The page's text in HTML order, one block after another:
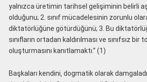
yalnızca üretimin tarihsel gelişiminin belirli
olduğunu; 2. sınıf mücadelesinin zorunlu
diktatörlüğüne götürdüğünü; 3. Bu
sınıfların ortadan kaldırılması ve sınıfsız bir
oluşturmasını kanıtlamaktı.” (1)
Başkaları kendini‚ dogmatik olarak